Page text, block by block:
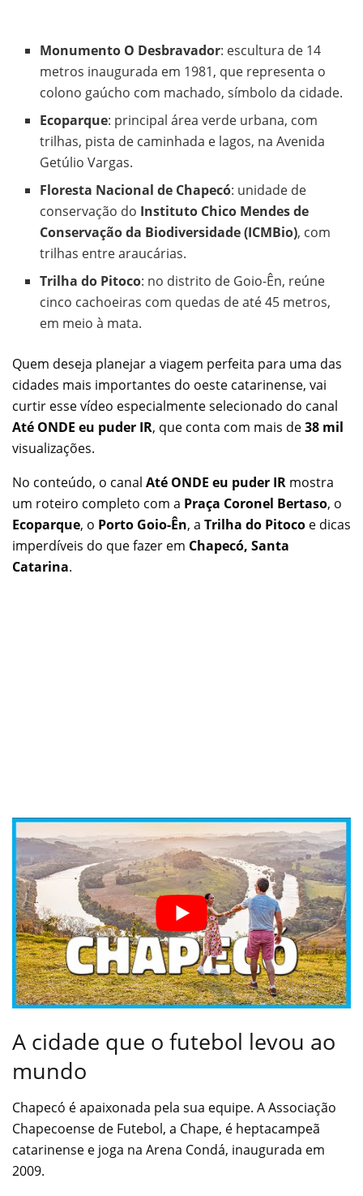
Monumento O Desbravador: escultura de 14
metros inaugurada em 1981, que representa o
colono gaúcho com machado, símbolo da cidade.
Ecoparque: principal área verde urbana, com
trilhas, pista de caminhada e lagos, na Avenida
Getúlio Vargas.
Floresta Nacional de Chapecó: unidade de
conservação do Instituto Chico Mendes de
Conservação da Biodiversidade (ICMBio), com
trilhas entre araucárias.
Trilha do Pitoco: no distrito de Goio-Ên, reúne
cinco cachoeiras com quedas de até 45 metros,
em meio à mata.
Quem deseja planejar a viagem perfeita para uma das
cidades mais importantes do oeste catarinense, vai
curtir esse vídeo especialmente selecionado do canal
Até ONDE eu puder IR, que conta com mais de38 mil
visualizações.
No conteúdo, o canal Até ONDE eu puder IR mostra
um roteiro completo com a Praça Coronel Bertaso, o
Ecoparque, o Porto Goio-Ên, a Trilha do Pitoco e dicas
imperdíveis do que fazer em Chapecó, Santa
Catarina.
A cidade que o futebol levou ao
mundo
Chapecó é apaixonada pela sua equipe. A Associação
Chapecoense de Futebol, a Chape, é heptacampeã
catarinense e joga na Arena Condá, inaugurada em
2009.